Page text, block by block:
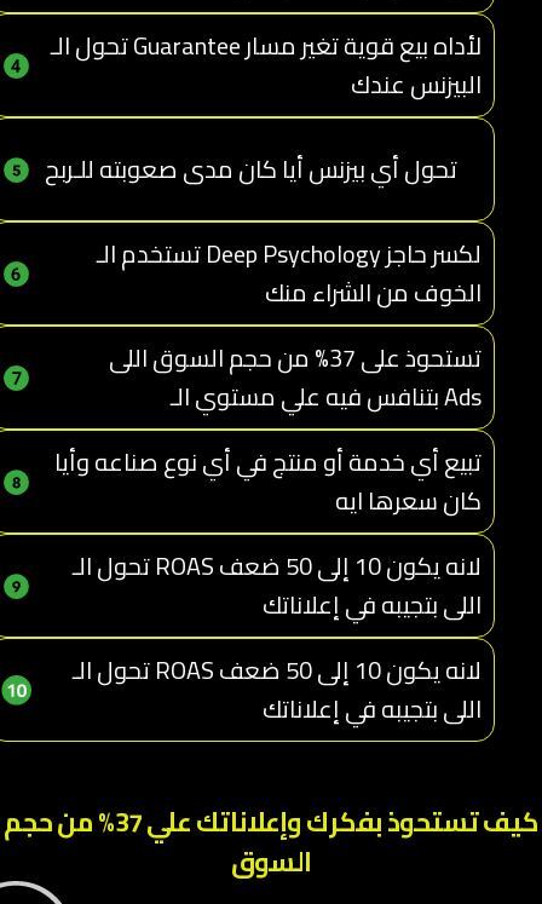
تحول الـ Guarantee لأداه بيع قوية تغير مسار
البيزنس عندك
تحول أي بيزنس أيا كان مدى صعوبته للـربح
تستخدم الـ Deep Psychology لكسر حاجز
الخوف من الشراء منك
تستحوذ على 37% من حجم السوق اللى
بتنافس فيه علي مستوي الـ Ads
تبيع أي خدمة أو منتج في أي نوع صناعه وأيا
كان سعرها ايه
تحول الـ ROAS لانه يكون 10 إلى 50 ضعف
اللى بتجيبه في إعلاناتك
تحول الـ ROAS لانه يكون 10 إلى 50 ضعف
اللى بتجيبه في إعلاناتك
كيف تستحوذ بفكرك وإعلاناتك علي 37% من حجم
السوق